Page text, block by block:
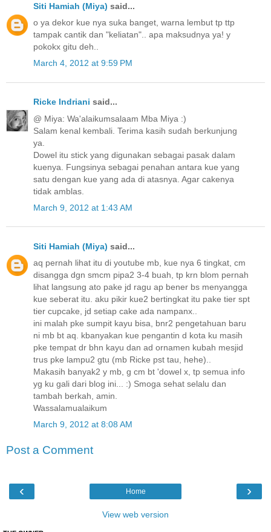
Siti Hamiah (Miya) said...
o ya dekor kue nya suka banget, warna lembut tp ttp
tampak cantik dan "keliatan".. apa maksudnya ya! y
pokokx gitu deh..
March 4, 2012 at 9:59 PM
Ricke Indriani said...
@ Miya: Wa'alaikumsalaam Mba Miya :)
Salam kenal kembali. Terima kasih sudah berkunjung
ya.
Dowel itu stick yang digunakan sebagai pasak dalam
kuenya. Fungsinya sebagai penahan antara kue yang
satu dengan kue yang ada di atasnya. Agar cakenya
tidak amblas.
March 9, 2012 at 1:43 AM
Siti Hamiah (Miya) said...
aq pernah lihat itu di youtube mb, kue nya 6 tingkat, cm
disangga dgn smcm pipa2 3-4 buah, tp krn blom pernah
lihat langsung ato pake jd ragu ap bener bs menyangga
kue seberat itu. aku pikir kue2 bertingkat itu pake tier spt
tier cupcake, jd setiap cake ada nampanx..
ini malah pke sumpit kayu bisa, bnr2 pengetahuan baru
ni mb bt aq. kbanyakan kue pengantin d kota ku masih
pke tempat dr bhn kayu dan ad ornamen kubah mesjid
trus pke lampu2 gtu (mb Ricke pst tau, hehe)..
Makasih banyak2 y mb, g cm bt 'dowel x, tp semua info
yg ku gali dari blog ini... :) Smoga sehat selalu dan
tambah berkah, amin.
Wassalamualaikum
March 9, 2012 at 8:08 AM
Post a Comment
‹ ›
Home
View web version